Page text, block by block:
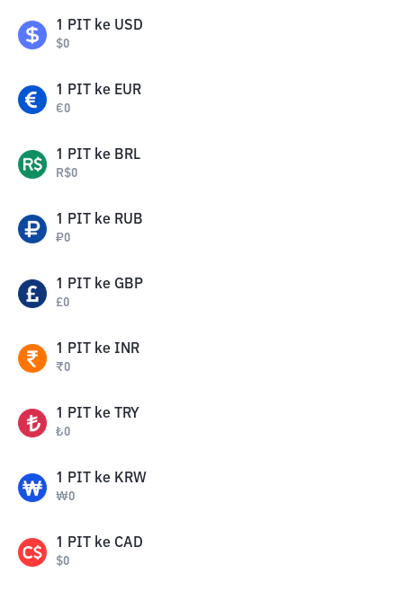
1 PIT ke USD
$0
1 PIT ke EUR
€0
1 PIT ke BRL
R$0
1 PIT ke RUB
₽0
1 PIT ke GBP
£0
1 PIT ke INR
₹0
1 PIT ke TRY
₺0
1 PIT ke KRW
₩0
1 PIT ke CAD
$0